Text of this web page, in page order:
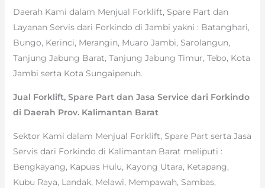
Daerah Kami dalam Menjual Forklift, Spare Part dan
Layanan Servis dari Forkindo di Jambi yakni : Batanghari,
Bungo, Kerinci, Merangin, Muaro Jambi, Sarolangun,
Tanjung Jabung Barat, Tanjung Jabung Timur, Tebo, Kota
Jambi serta Kota Sungaipenuh.
Jual Forklift, Spare Part dan Jasa Service dari Forkindo
di Daerah Prov. Kalimantan Barat
Sektor Kami dalam Menjual Forklift, Spare Part serta Jasa
Servis dari Forkindo di Kalimantan Barat meliputi :
Bengkayang, Kapuas Hulu, Kayong Utara, Ketapang,
Kubu Raya, Landak, Melawi, Mempawah, Sambas,